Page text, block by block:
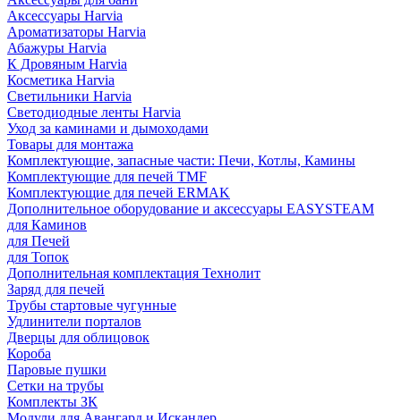
Аксессуары Harvia
Ароматизаторы Harvia
Абажуры Harvia
К Дровяным Harvia
Косметика Harvia
Светильники Harvia
Светодиодные ленты Harvia
Уход за каминами и дымоходами
Товары для монтажа
Комплектующие, запасные части: Печи, Котлы, Камины
Комплектующие для печей TMF
Комплектующие для печей ERMAK
Дополнительное оборудование и аксессуары EASYSTEAM
для Каминов
для Печей
для Топок
Дополнительная комплектация Технолит
Заряд для печей
Трубы стартовые чугунные
Удлинители порталов
Дверцы для облицовок
Короба
Паровые пушки
Сетки на трубы
Комплекты ЗК